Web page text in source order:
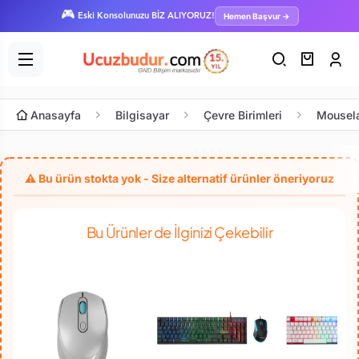
🎮 Eski Konsolunuzu BİZ ALIYORUZ! Hemen Başvur →
Anasayfa Bilgisayar Çevre Birimleri
Bu Ürünler de İlginizi Çekebilir